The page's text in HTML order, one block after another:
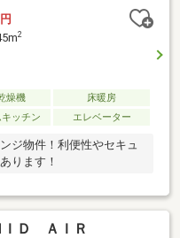
スあり〇リビングに床暖
汚さない暖房システムあ
トパントリーを設け、日
です〇洗面所と脱衣所を
ンクルームがあり、アウ
2
燥機
床暖房
ッチン エレベーター
ジ物件！利便性やセキュ
ります！
Ｄ ＡＩＲ